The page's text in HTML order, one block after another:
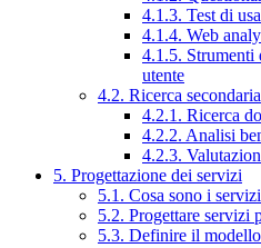
4.1.3. Test di
4.1.4. Web
4.1.5. Strumenti
utente
4.2. Ricerca secondaria
4.2.1. Ricerca
4.2.2. Analisi
4.2.3.
5. Progettazione dei servizi
5.1. Cosa sono i
5.2. Progettare servizi
5.3. Definire il